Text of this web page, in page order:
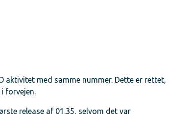
aktivitet med samme nummer. Dette er rettet,
forvejen.
release af 01.35, selvom det var